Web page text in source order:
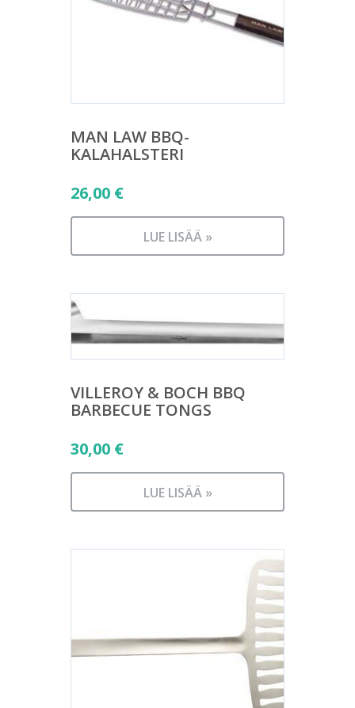
MAN LAW BBQ-
KALAHALSTERI
26,00 €
LUE LISÄÄ »
VILLEROY & BOCH BBQ
BARBECUE TONGS
30,00 €
LUE LISÄÄ »